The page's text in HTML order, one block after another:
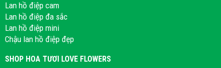
Lan hồ điệp cam
Lan hồ điệp đa sắc
Lan hồ điệp mini
Chậu lan hồ điệp đẹp
SHOP HOA TƯƠI LOVE FLOWERS